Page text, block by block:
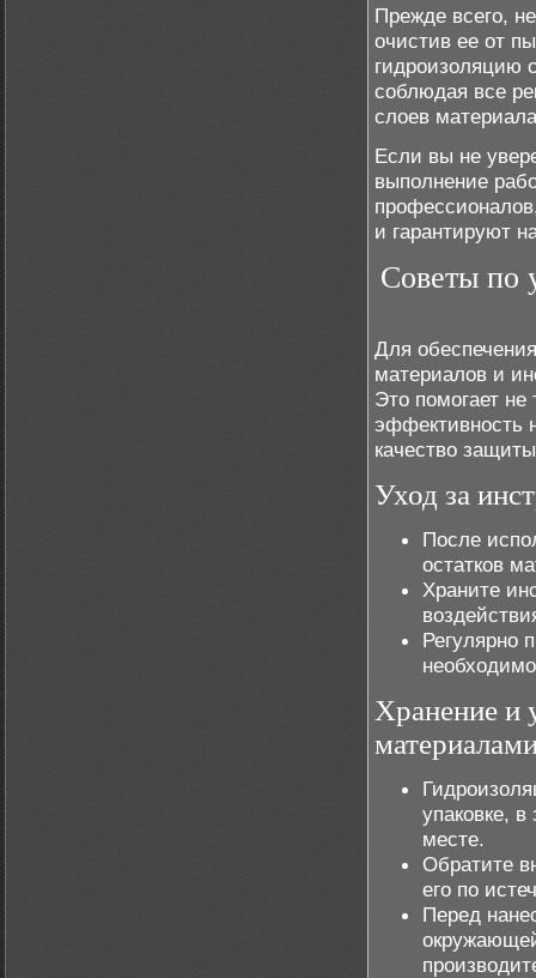
Прежде всего,
очистив ее от
гидроизоляцию
соблюдая все
слоев
Если вы не
выполнение
и гарантируют
Советы по
Для
материалов и
Это помогает
эффективность
качество
Уход за
После
остатков
Храните
Регулярно
Хранение и
упаковке,
месте.
Обратите
его по
Перед